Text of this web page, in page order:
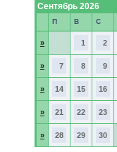
Сентябрь 2026
П В С
» 1 2
» 7 8 9
» 14 15 16
» 21 22 23
» 28 29 30